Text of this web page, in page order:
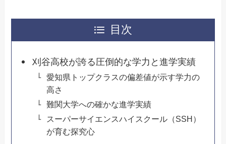
目次
刈谷高校が誇る圧倒的な学力と進学実績
愛知県トップクラスの偏差値が示す学力の
高さ
難関大学への確かな進学実績
スーパーサイエンスハイスクール（SSH）
が育む探究心